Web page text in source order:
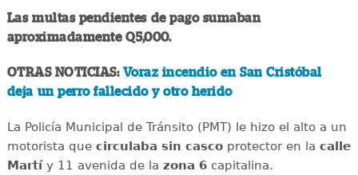
Las multas pendientes de pago sumaban
aproximadamente Q5,000.
OTRAS NOTICIAS: Voraz incendio en San Cristóbal
deja un perro fallecido y otro herido
La Policía Municipal de Tránsito (PMT) le hizo el alto a un
motorista quecirculaba sin cascoprotector en la calle
Martíy 11 avenida de la zona 6capitalina.